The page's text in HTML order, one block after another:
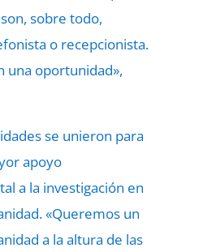
sobre todo,
o recepcionista.
una oportunidad»,
se unieron para
apoyo
a la investigación en
«Queremos un
a la altura de las